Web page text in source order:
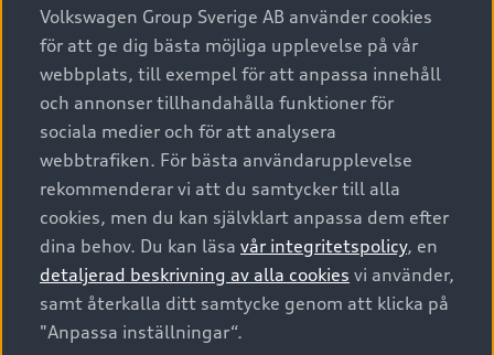
A6 modellerna
SUV
Avant
Audi Sport
Privatleasing
Nya bilar i lager
Begagnade bilar i lager
Audi approved :plus - så gott som nya
Finansiering
Audi exclusive
Provkörning
Service & tillbehör
Audi digital services
Originaltillbehör - köp online
Garantier
Försäkring
Digitala manualer för din Audi
Audi Collection – livsstilsartiklar
Vanliga frågor
Tjänstebil
Tjänstebil
Business lease online
Företagsleasing
Om Audi Sverige
Kontakta oss
Audi Återförsäljare/-serviceverkstad
myAudi
Pressmeddelanden
© 2026 AUDI SVERIGE. All Rights Reserved.
Utgivare Juridiskt
Juridiskt Audi AG
Juridiskt Audi Digital Giveaway
Volkswagen Group Sverige AB använder cookies
för att ge dig bästa möjliga upplevelse på vår
webbplats, till exempel för att anpassa innehåll
och annonser tillhandahålla funktioner för
sociala medier och för att analysera
webbtrafiken. För bästa användarupplevelse
rekommenderar vi att du samtycker till alla
cookies, men du kan självklart anpassa dem efter
dina behov. Du kan läsa vår integritetspolicy, en
detaljerad beskrivning av alla cookies vi använder,
samt återkalla ditt samtycke genom att klicka på
"Anpassa inställningar“.